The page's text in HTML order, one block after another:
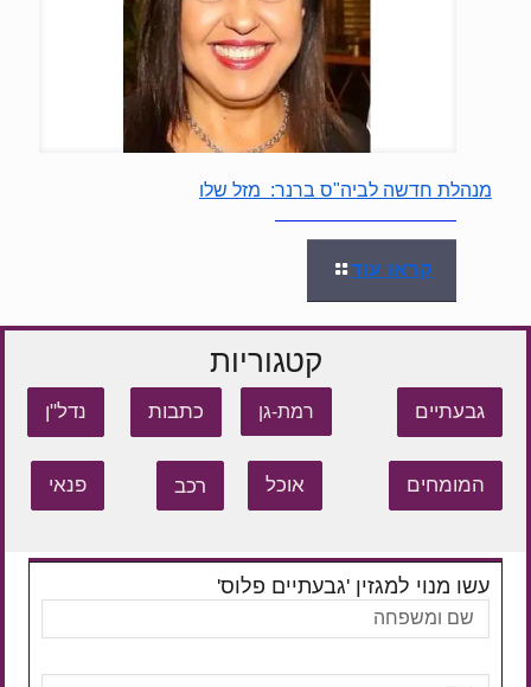
מנהלת חדשה לביה"ס ברנר: מזל שלו
קראו עוד
קטגוריות
גבעתיים רמת-גן כתבות נדל"ן
המומחים אוכל רכב פנאי
עשו מנוי למגזין 'גבעתיים פלוס'